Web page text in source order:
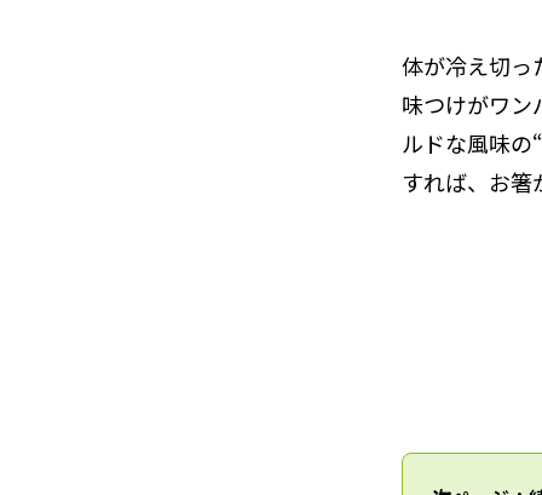
体が冷え切っ
味つけがワン
ルドな風味の
すれば、お箸